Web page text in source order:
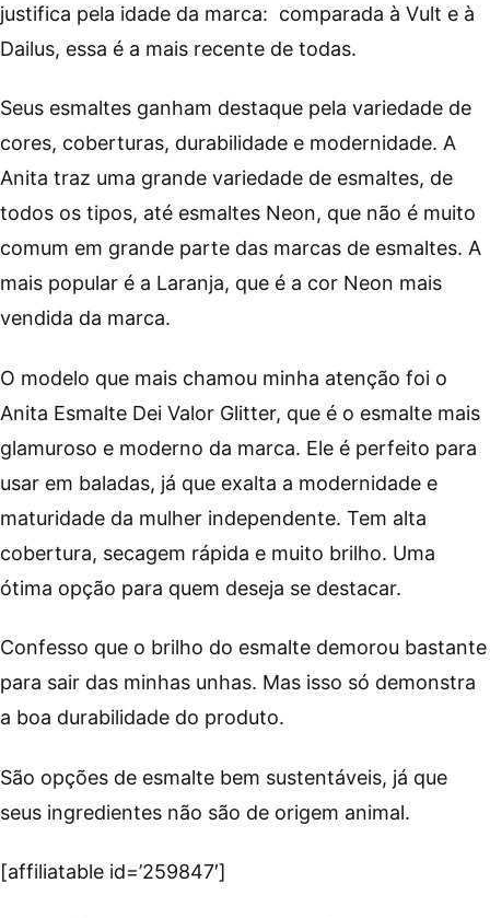
justifica pela idade da marca: comparada à Vult e à
Dailus, essa é a mais recente de todas.
Seus esmaltes ganham destaque pela variedade de
cores, coberturas, durabilidade e modernidade. A
Anita traz uma grande variedade de esmaltes, de
todos os tipos, até esmaltes Neon, que não é muito
comum em grande parte das marcas de esmaltes. A
mais popular é a Laranja, que é a cor Neon mais
vendida da marca.
O modelo que mais chamou minha atenção foi o
Anita Esmalte Dei Valor Glitter, que é o esmalte mais
glamuroso e moderno da marca. Ele é perfeito para
usar em baladas, já que exalta a modernidade e
maturidade da mulher independente. Tem alta
cobertura, secagem rápida e muito brilho. Uma
ótima opção para quem deseja se destacar.
Confesso que o brilho do esmalte demorou bastante
para sair das minhas unhas. Mas isso só demonstra
a boa durabilidade do produto.
São opções de esmalte bem sustentáveis, já que
seus ingredientes não são de origem animal.
[affiliatable id=’259847′]